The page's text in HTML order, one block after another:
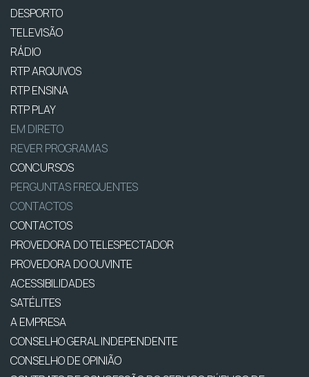
DESPORTO
TELEVISÃO
RÁDIO
RTP ARQUIVOS
RTP ENSINA
RTP PLAY
EM DIRETO
REVER PROGRAMAS
CONCURSOS
PERGUNTAS FREQUENTES
CONTACTOS
CONTACTOS
PROVEDORA DO TELESPECTADOR
PROVEDORA DO OUVINTE
ACESSIBILIDADES
SATÉLITES
A EMPRESA
CONSELHO GERAL INDEPENDENTE
CONSELHO DE OPINIÃO